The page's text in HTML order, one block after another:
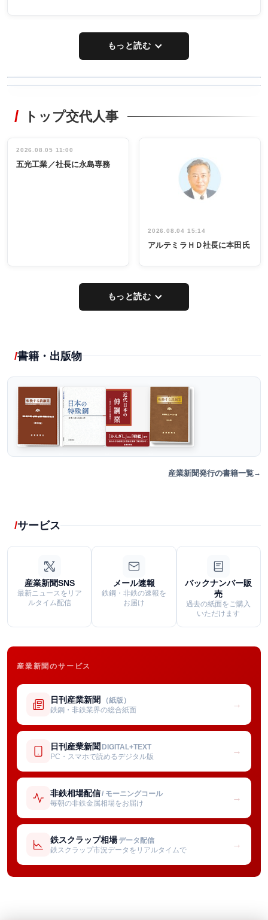
もっと読む
非鉄業界で
インタビュ
ー／社内ア
タックトレー
祝う 業界関
係者ら220人
出席
トップ交代人事
2026.08.05 11:00
五光工業／社長に永島専務
2026.08.04 15:14
アルテミラＨＤ社長に本田氏
もっと読む
書籍・出版物
産業新聞発行の書籍一覧
サービス
産業新聞SNS
最新ニュースをリア
ルタイム配信
メール速報
鉄鋼・非鉄の速報を
お届け
バックナンバー販
売
過去の紙面をご購入
いただけます
産業新聞のサービス
日刊産業新聞 （紙版）
鉄鋼・非鉄業界の総合紙面
→
日刊産業新聞 DIGITAL+TEXT
PC・スマホで読めるデジタル版
→
非鉄相場配信/ モーニングコール
毎朝の非鉄金属相場をお届け
→
鉄スクラップ相場 データ配信
鉄スクラップ市況データをリアルタイムで
→